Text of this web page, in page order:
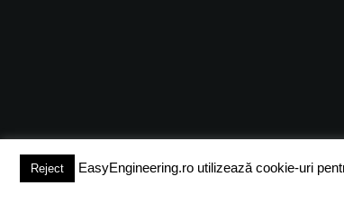
Reject EasyEngineering.ro utilizează cookie-uri